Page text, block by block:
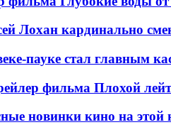
Лохан кардинально
пауке стал главным
фильма Плохой
новинки кино на этой